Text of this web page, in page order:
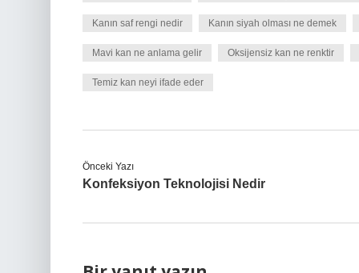
Kanın saf rengi nedir Kanın siyah olması ne demek
Mavi kan ne anlama gelir Oksijensiz kan ne renktir
Temiz kan neyi ifade eder
Önceki Yazı
Konfeksiyon Teknolojisi Nedir